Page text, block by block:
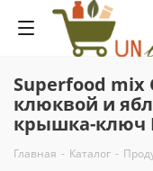
Superfood mix
клюквой и
крышка-ключ
Главная - Каталог -